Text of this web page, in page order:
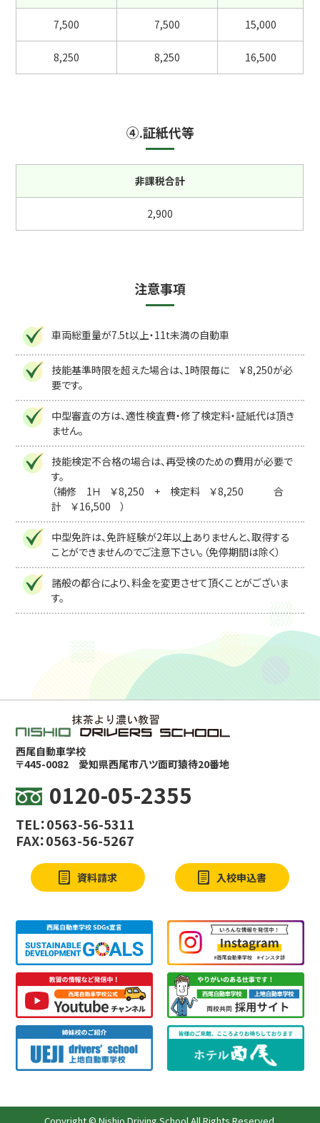
7,500 7,500 15,000
8,250 8,250 16,500
④.証紙代等
非課税合計
2,900
注意事項
車両総重量が7.5t以上・11t未満の自動車
技能基準時限を超えた場合は、1時限毎に ￥8,250が必
要です。
中型審査の方は、適性検査費・修了検定料・証紙代は頂き
ません。
技能検定不合格の場合は、再受検のための費用が必要で
す。
（補修 1Ｈ ￥8,250 + 検定料 ￥8,250 合
計 ￥16,500 ）
中型免許は、免許経験が2年以上ありませんと、取得する
ことができませんのでご注意下さい。（免停期間は除く）
諸般の都合により、料金を変更させて頂くことがございま
す。
西尾自動車学校
〒445-0082
愛知県西尾市八ツ面町猿待20番地
0120-05-2355
TEL：0563-56-5311
FAX：0563-56-5267
資料請求 入校申込書